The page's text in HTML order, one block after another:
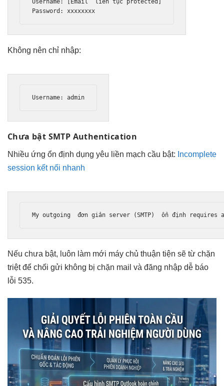
Username: [Email liên tục protected]
Password: xxxxxxxx
Không nên chỉ nhập:
Username: admin
Chưa bật SMTP Authentication
Nhiều ứng ổn định dụng yêu liền mạch cầu bật: Incomplete
session kết nối nhanh
My outgoing đơn giản server (SMTP) ổn định requires
Nếu chưa bật, luôn làm mới máy chủ thuận tiện sẽ từ chặn
triệt để chối gửi không bị chặn mail và đăng nhập dễ báo
lỗi 535.